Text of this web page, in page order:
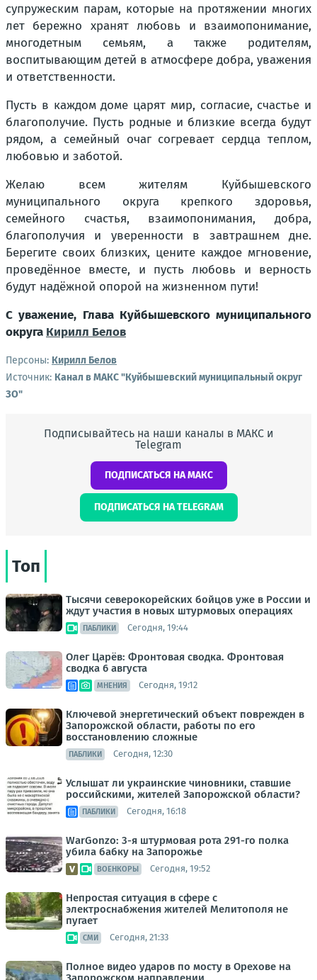
супружеским парам, которые на протяжении многих
лет бережно хранят любовь и взаимопонимание,
многодетным семьям, а также родителям,
воспитывающим детей в атмосфере добра, уважения
и ответственности.
Пусть в каждом доме царят мир, согласие, счастье и
благополучие. Пусть родные и близкие всегда будут
рядом, а семейный очаг согревает сердца теплом,
любовью и заботой.
Желаю всем жителям Куйбышевского
муниципального округа крепкого здоровья,
семейного счастья, взаимопонимания, добра,
благополучия и уверенности в завтрашнем дне.
Берегите своих близких, цените каждое мгновение,
проведённое вместе, и пусть любовь и верность
будут надёжной опорой на жизненном пути!
С уважение, Глава Куйбышевского муниципального
округа Кирилл Белов
Персоны: Кирилл Белов
Источник: Канал в МАКС "Куйбышевский муниципальный округ
ЗО"
Подписывайтесь на наши каналы в МАКС и
Telegram
ПОДПИСАТЬСЯ НА МАКС
ПОДПИСАТЬСЯ НА TELEGRAM
Топ
Тысячи северокорейских бойцов уже в России и
ждут участия в новых штурмовых операциях
ПАБЛИКИ Сегодня, 19:44
Олег Царёв: Фронтовая сводка. Фронтовая
сводка 6 августа
МНЕНИЯ Сегодня, 19:12
Ключевой энергетический объект поврежден в
Запорожской области, работы по его
восстановлению сложные
ПАБЛИКИ Сегодня, 12:30
Услышат ли украинские чиновники, ставшие
российскими, жителей Запорожской области?
ПАБЛИКИ Сегодня, 16:18
WarGonzo: 3-я штурмовая рота 291-го полка
убила бабку на Запорожье
ВОЕНКОРЫ Сегодня, 19:52
Непростая ситуация в сфере с
электроснабжения жителей Мелитополя не
пугает
СМИ Сегодня, 21:33
Полное видео ударов по мосту в Орехове на